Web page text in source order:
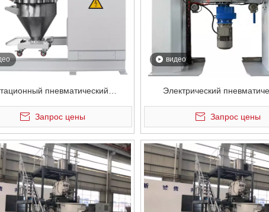
пневматический
смеситель для
порошковых контейнеров
Запрос цены
видео
Электрический
электростатический
контейнеров для
Запрос цены